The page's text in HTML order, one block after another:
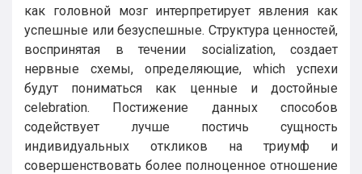
как головной мозг интерпретирует явления как
успешные или безуспешные. Структура ценностей,
воспринятая в течении socialization, создает
нервные схемы, определяющие, which успехи
будут пониматься как ценные и достойные
celebration. Постижение данных способов
содействует лучше постичь сущность
индивидуальных откликов на триумф и
совершенствовать более полноценное отношение